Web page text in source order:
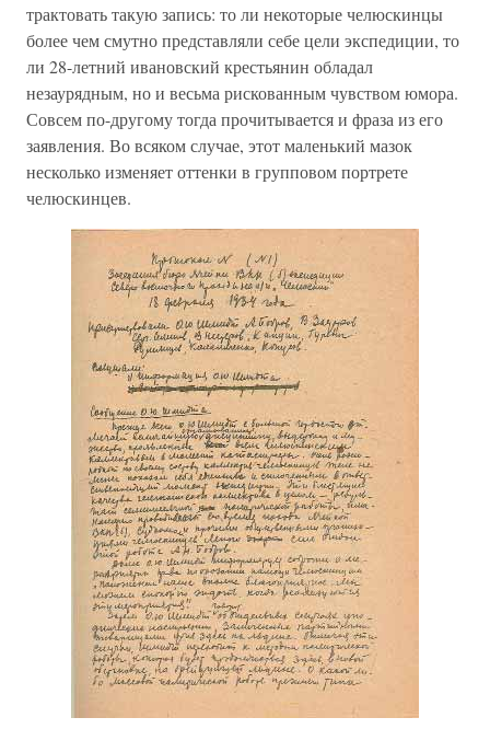
трактовать такую запись: то ли некоторые челюскинцы
более чем смутно представляли себе цели экспедиции, то
ли 28-летний ивановский крестьянин обладал
незаурядным, но и весьма рискованным чувством юмора.
Совсем по-другому тогда прочитывается и фраза из его
заявления. Во всяком случае, этот маленький мазок
несколько изменяет оттенки в групповом портрете
челюскинцев.